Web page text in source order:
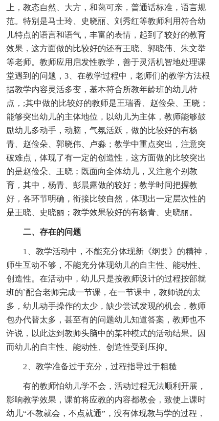
上，教态自然、大方，和蔼可亲，普通话标准，语言规
范。特别是马士玲、史晓丽、刘秀红等教师利用符合幼
儿特点的语言和语气，丰富的表情，起到了较好的教育
效果，这方面做的比较好的还有王晓、郭晓伟、朱文举
等老师。教师应用启发性教学，善于灵活机智地处理课
堂遇到的问题，3、在教学过程中，老师们的教学方法根
据教学内容灵活多变，基本符合所教年龄班的幼儿特
点，;其中做的比较好的教师是王瑞香、赵俭朵、王晓；
能够突出幼儿的主体地位，以幼儿为主体，教师能够鼓
励幼儿多动手，动脑，气氛活跃，做的比较好的有杨
青、赵俭朵、郭晓伟、卢淼；教学中重点突出，注意突
破难点，体现了有一定的创造性，这方面做的比较突出
的是赵俭朵、王晓；既面向全体幼儿，又注意个别教
育，其中，杨青、彭晨露做的较好；教学时间把握教
好，各环节明确，衔接比较自然，体现出一定层次性的
是王晓、史晓丽；教学效果较好的有杨青、史晓丽。
二、存在的问题
1、教学活动中，不能充分体现新《纲要》的精神，
师生互动不够，不能充分体现幼儿的自主性、能动性、
创造性。在活动中，幼儿只是按教师设计的过程按部就
班的`配合老师完成一节课，在一节课中，教师说的太
多，幼儿动手操作的太少，缺少尝试发现的机会，教师
包办代替太多，甚至有的问题幼儿知道答案，教师也不
许说，以此达到教师头脑中的某种模式的活动结果。因
而幼儿的自主性、能动性、创造性受到压抑。
2、教学准备过于充分，过程指导过于粗糙
有的教师怕幼儿学不会，活动过程无法顺利开展，
影响教学效果，课前将应教的内容都教会，致使上课时
幼儿“不教就会，不点就通”，没有体现教与学的过程，